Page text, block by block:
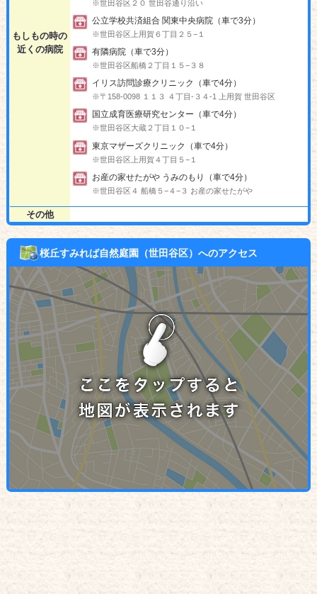
もしもの時の
近くの病院
※世田谷区２０ 世田谷通り沿い
公立学校共済組合 関東中央病院（車で3分）
※世田谷区上用賀６丁目２５−１
有隣病院（車で3分）
※世田谷区船橋２丁目１５−３８
イリス訪問診療クリニック（車で4分）
※〒158-0098 １１３ ４丁目-３４-1 上用賀 世田谷区
国立成育医療研究センター（車で4分）
※世田谷区大蔵２丁目１０−１
東京マザーズクリニック（車で4分）
※世田谷区上用賀４丁目５−１
お産の家せたがや うみのもり（車で4分）
※世田谷区４ 船橋５−４−３ お産の家せたがや
その他
桜丘すみれば自然庭園（世田谷区）へのアクセス